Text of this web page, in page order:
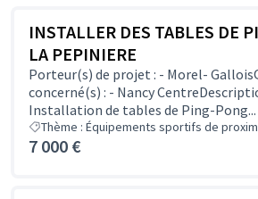
INSTALLER DES TABLES DE
LA PEPINIERE
Porteur(s) de projet : - Morel-
concerné(s) : - Nancy
Installation de tables de Ping-Pong...
Thème : Équipements sportifs de
7 000 €